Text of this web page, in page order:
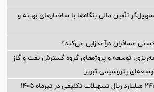
تأمین مالی بنگاه‌ها با ساختارهای بهینه و
دستی مسافران درآمدزایی می‌کند؟
توسعه و پروژه‌های گروه گسترش نفت و گاز
پتروشیمی تبریز